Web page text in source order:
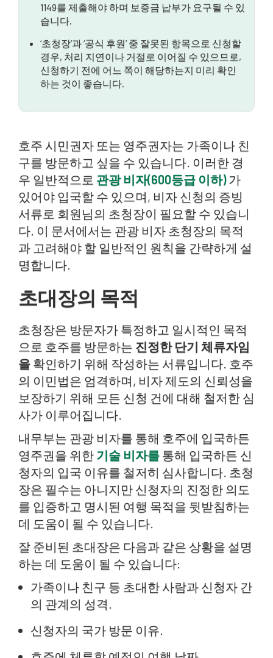
1149를 제출해야 하며 보증금 납부가 요구될 수 있
습니다.
‘초청장’과 ‘공식 후원’ 중 잘못된 항목으로 신청할
경우, 처리 지연이나 거절로 이어질 수 있으므로,
신청하기 전에 어느 쪽이 해당하는지 미리 확인
하는 것이 좋습니다.
호주 시민권자 또는 영주권자는 가족이나 친
구를 방문하고 싶을 수 있습니다. 이러한 경
우 일반적으로 관광 비자(600등급 이하)가
있어야 입국할 수 있으며, 비자 신청의 증빙
서류로 회원님의 초청장이 필요할 수 있습니
다. 이 문서에서는 관광 비자 초청장의 목적
과 고려해야 할 일반적인 원칙을 간략하게 설
명합니다.
초대장의 목적
초청장은 방문자가 특정하고 일시적인 목적
으로 호주를 방문하는 진정한 단기 체류자임
을 확인하기 위해 작성하는 서류입니다. 호주
의 이민법은 엄격하며, 비자 제도의 신뢰성을
보장하기 위해 모든 신청 건에 대해 철저한 심
사가 이루어집니다.
내무부는 관광 비자를 통해 호주에 입국하든
영주권을 위한 기술 비자를 통해 입국하든 신
청자의 입국 이유를 철저히 심사합니다. 초청
장은 필수는 아니지만 신청자의 진정한 의도
를 입증하고 명시된 여행 목적을 뒷받침하는
데 도움이 될 수 있습니다.
잘 준비된 초대장은 다음과 같은 상황을 설명
하는 데 도움이 될 수 있습니다:
가족이나 친구 등 초대한 사람과 신청자 간
의 관계의 성격.
신청자의 국가 방문 이유.